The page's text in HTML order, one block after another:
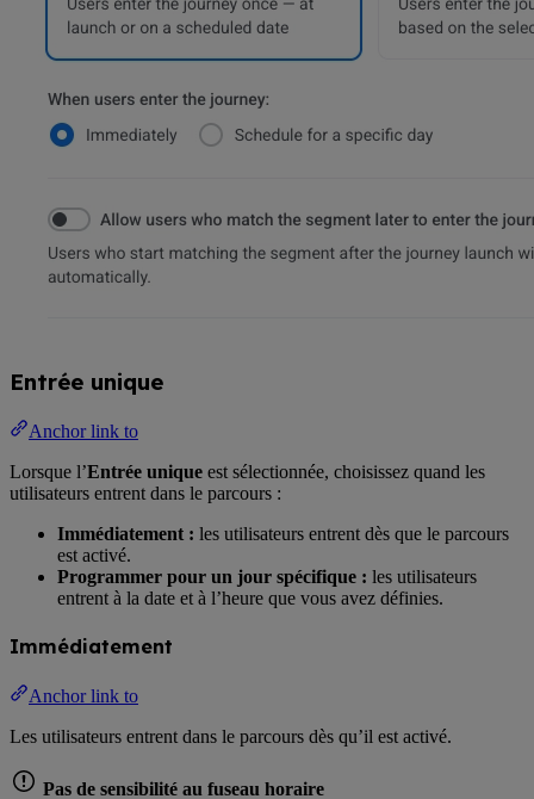
Entrée unique
Anchor link to
Lorsque l’Entrée unique est sélectionnée, choisissez quand les
utilisateurs entrent dans le parcours :
Immédiatement : les utilisateurs entrent dès que le parcours
est activé.
Programmer pour un jour spécifique : les utilisateurs
entrent à la date et à l’heure que vous avez définies.
Immédiatement
Anchor link to
Les utilisateurs entrent dans le parcours dès qu’il est activé.
Pas de sensibilité au fuseau horaire